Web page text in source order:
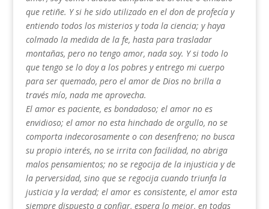
que retiñe. Y si he sido utilizado en el don de profecía y
entiendo todos los misterios y toda la ciencia; y haya
colmado la medida de la fe, hasta para trasladar
montañas, pero no tengo amor, nada soy. Y si todo lo
que tengo se lo doy a los pobres y entrego mi cuerpo
para ser quemado, pero el amor de Dios no brilla a
través mío, nada me aprovecha.
El amor es paciente, es bondadoso; el amor no es
envidioso; el amor no esta hinchado de orgullo, no se
comporta indecorosamente o con desenfreno; no busca
su propio interés, no se irrita con facilidad, no abriga
malos pensamientos; no se regocija de la injusticia y de
la perversidad, sino que se regocija cuando triunfa la
justicia y la verdad; el amor es consistente, el amor esta
siempre dispuesto a confiar, espera lo mejor, en todas